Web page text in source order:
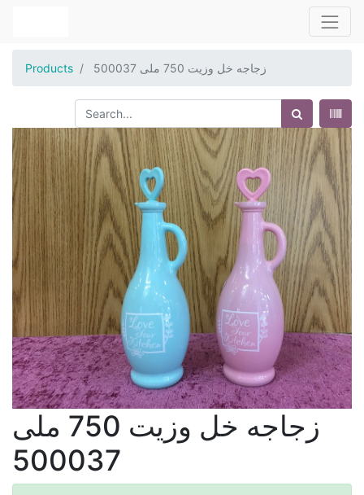
Products زجاجه خل وزيت 750 ملى 500037
زجاجه خل وزيت 750 ملى
500037